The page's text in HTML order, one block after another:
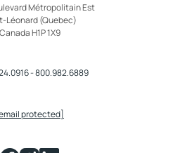
Métropolitain Est
Léonard (Quebec)
Canada H1P 1X9
-800.982.6889
protected]